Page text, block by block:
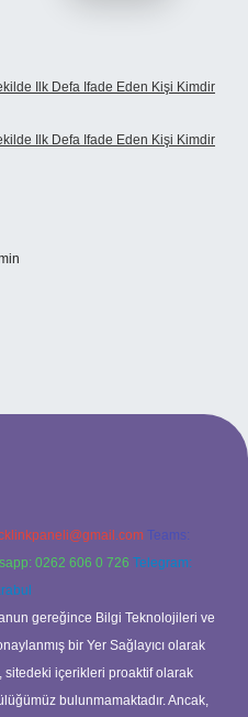
Ilk Defa Ifade Eden Kişi Kimdir
Ilk Defa Ifade Eden Kişi Kimdir
Teams:
0262 606 0 726 Telegram:
gereğince Bilgi Teknolojileri ve
bir Yer Sağlayıcı olarak
sitedeki içerikleri proaktif olarak
bulunmamaktadır. Ancak,